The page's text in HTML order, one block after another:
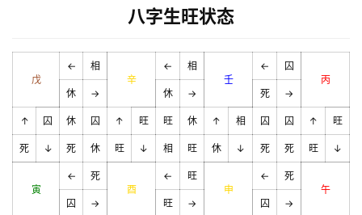
八字生旺状态
戊
←
相
辛
←
相
壬
←
囚
丙
休
→ 休 → 死 →
↑ 囚 休 囚 ↑ 旺 旺 休 ↑ 相 囚 囚 ↑ 旺
死 ↓ 死 休 旺 ↓ 相 旺 休 ↓ 死 死 旺 ↓
寅
←
死
酉
←
旺
申
←
死
午
囚
→ 旺 → 囚 →